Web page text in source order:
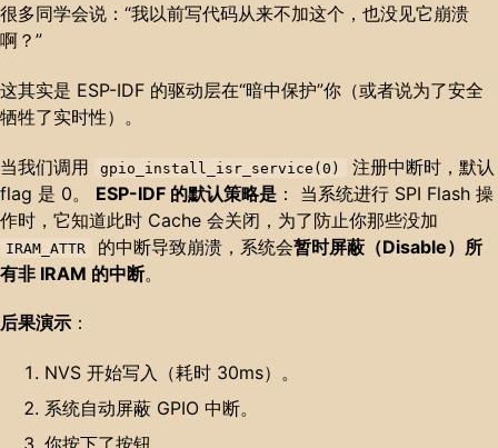
很多同学会说：“我以前写代码从来不加这个，也没见它崩溃
啊？”
这其实是 ESP-IDF 的驱动层在“暗中保护”你（或者说为了安全
牺牲了实时性）。
当我们调用 gpio_install_isr_service(0)
注册中断时，默认
flag 是 0。 ESP-IDF 的默认策略是 ： 当系统进行 SPI Flash 操
作时，它知道此时 Cache 会关闭，为了防止你那些没加
IRAM_ATTR 的中断导致崩溃，系统会暂时屏蔽（Disable）所
有非 IRAM 的中断。
后果演示 ：
NVS 开始写入（耗时 30ms）。
系统自动屏蔽 GPIO 中断。